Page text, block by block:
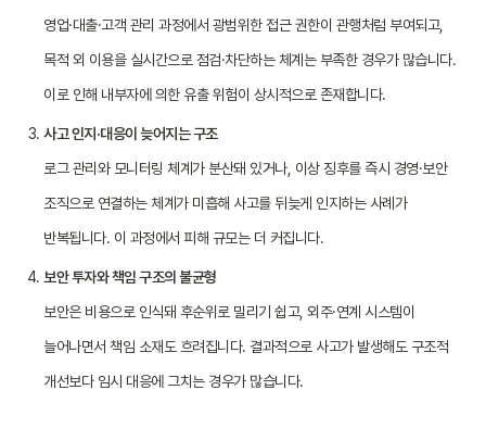
영업·대출·고객 관리 과정에서 광범위한 접근 권한이 관행처럼 부여되고,
목적 외 이용을 실시간으로 점검·차단하는 체계는 부족한 경우가 많습니다.
이로 인해 내부자에 의한 유출 위험이 상시적으로 존재합니다.
사고 인지·대응이 늦어지는 구조
로그 관리와 모니터링 체계가 분산돼 있거나, 이상 징후를 즉시 경영·보안
조직으로 연결하는 체계가 미흡해 사고를 뒤늦게 인지하는 사례가
반복됩니다. 이 과정에서 피해 규모는 더 커집니다.
보안 투자와 책임 구조의 불균형
보안은 비용으로 인식돼 후순위로 밀리기 쉽고, 외주·연계 시스템이
늘어나면서 책임 소재도 흐려집니다. 결과적으로 사고가 발생해도 구조적
개선보다 임시 대응에 그치는 경우가 많습니다.